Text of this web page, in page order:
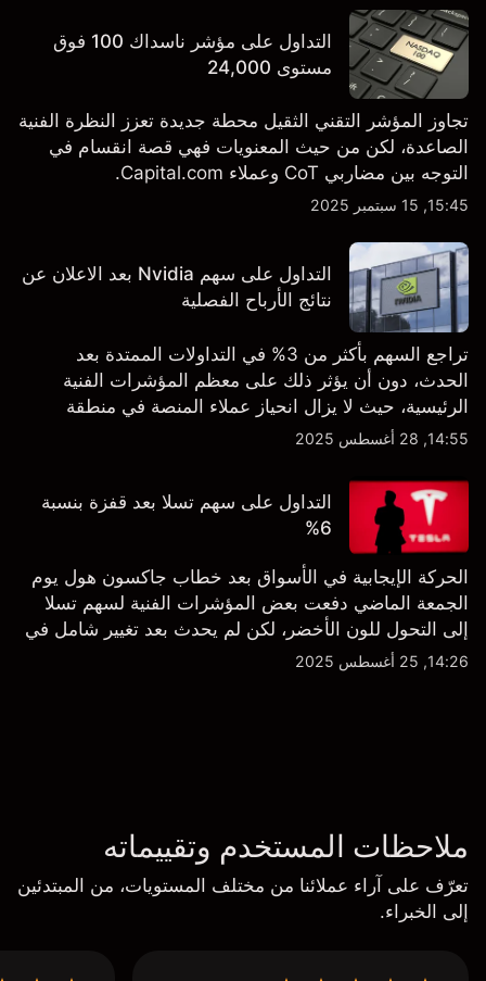
التداول على مؤشر ناسداك 100 فوق
مستوى 24,000
تجاوز المؤشر التقني الثقيل محطة جديدة تعزز النظرة الفنية
الصاعدة، لكن من حيث المعنويات فهي قصة انقسام في
التوجه بين مضاربي CoT وعملاء Capital.com.
15:45, 15 سبتمبر 2025
التداول على سهم Nvidia بعد الاعلان عن
نتائج الأرباح الفصلية
تراجع السهم بأكثر من 3% في التداولات الممتدة بعد
الحدث، دون أن يؤثر ذلك على معظم المؤشرات الفنية
الرئيسية، حيث لا يزال انحياز عملاء المنصة في منطقة
الشراء المفرط.
14:55, 28 أغسطس 2025
التداول على سهم تسلا بعد قفزة بنسبة
6%
الحركة الإيجابية في الأسواق بعد خطاب جاكسون هول يوم
الجمعة الماضي دفعت بعض المؤشرات الفنية لسهم تسلا
إلى التحول للون الأخضر، لكن لم يحدث بعد تغيير شامل في
النظرة الفنية سواء على الإطار اليومي أو الأسبوعي.
14:26, 25 أغسطس 2025
ملاحظات المستخدم وتقييماته
تعرّف على آراء عملائنا من مختلف المستويات، من المبتدئين
إلى الخبراء.